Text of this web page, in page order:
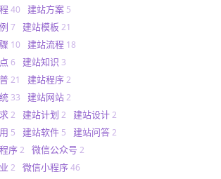
40 建站方案 5
7 建站模板 21
10 建站流程 18
6 建站知识 3
21 建站程序 2
33 建站网站 2
2 建站计划 2 建站设计 2
5 建站软件 5 建站问答 2
序 2 微信公众号 2
2 微信小程序 46